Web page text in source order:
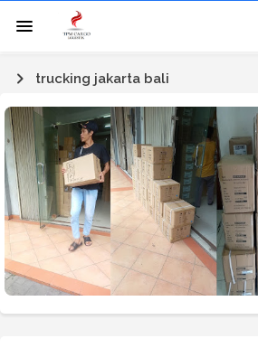
trucking jakarta bali